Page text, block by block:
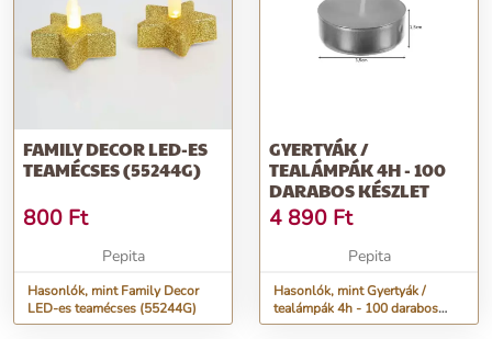
FAMILY DECOR LED-ES
TEAMÉCSES (55244G)
800 Ft
Pepita
Hasonlók, mint Family Decor
LED-es teamécses (55244G)
GYERTYÁK /
TEALÁMPÁK 4H - 100
DARABOS KÉSZLET
4 890 Ft
Pepita
Hasonlók, mint Gyertyák /
tealámpák 4h - 100 darabos
készlet